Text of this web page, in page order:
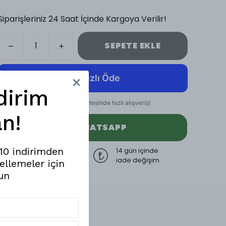
24 Saat İçinde Kargoya Verilir!
SEPETE EKLE
WHATSAPP
3000 TL üzeri
ücretsiz kargo
14 gün içinde
iade değişim
indirimden
için